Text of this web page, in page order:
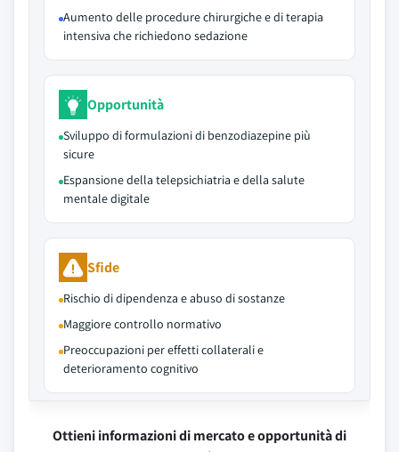
Aumento delle procedure chirurgiche e di terapia
intensiva che richiedono sedazione
Opportunità
Sviluppo di formulazioni di benzodiazepine più
sicure
Espansione della telepsichiatria e della salute
mentale digitale
Sfide
Rischio di dipendenza e abuso di sostanze
Maggiore controllo normativo
Preoccupazioni per effetti collaterali e
deterioramento cognitivo
Ottieni informazioni di mercato e opportunità di